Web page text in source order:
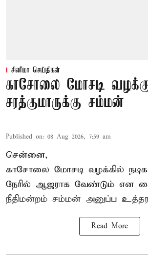
சினிமா செய்திகள்
காசோலை மோசடி வழக்கு
சரத்குமாருக்கு சம்மன்
Published on: 08 Aug 2026, 7:59 am
சென்னை,
காசோலை மோசடி வழக்கில்
நேரில் ஆஜராக வேண்டும் என
நீதிமன்றம் சம்மன் அனுப்ப
Read More